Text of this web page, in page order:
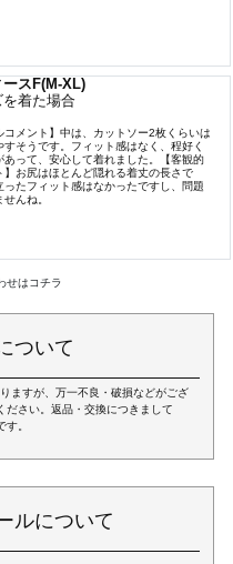
ースF(M-XL)
を着た場合
コメント】中は、カットソー2枚くらいは
すそうです。フィット感はなく、程好く
あって、安心して着れました。【客観的
】お尻はほとんど隠れる着丈の長さで
ったフィット感はなかったですし、問題
んね。
せはコチラ
ついて
ますが、万一不良・破損などがござ
ださい。返品・交換につきまして
。
ルについて